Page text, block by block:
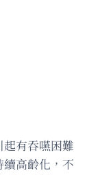
有吞嚥困難
高齡化，不